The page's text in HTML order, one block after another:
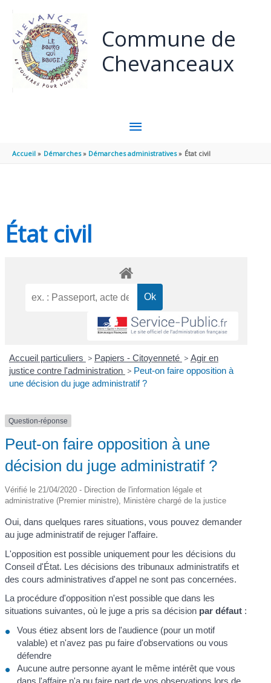
Commune de
Chevanceaux
MENU
PRINCIPAL
Accueil Démarches Démarches administratives État civil
État civil
Accueil particuliers > Papiers - Citoyenneté > Agir en
justice contre l'administration > Peut-on faire opposition à
une décision du juge administratif ?
Question-réponse
Peut-on faire opposition à une
décision du juge administratif ?
Vérifié le 21/04/2020 - Direction de l'information légale et
administrative (Premier ministre), Ministère chargé de la justice
Oui, dans quelques rares situations, vous pouvez demander
au juge administratif de rejuger l'affaire.
L'opposition est possible uniquement pour les décisions du
Conseil d'État. Les décisions des tribunaux administratifs et
des cours administratives d'appel ne sont pas concernées.
La procédure d'opposition n'est possible que dans les
situations suivantes, où le juge a pris sa décision par défaut :
Vous étiez absent lors de l'audience (pour un motif
valable) et n'avez pas pu faire d'observations ou vous
défendre
Aucune autre personne ayant le même intérêt que vous
dans l'affaire n'a pu faire part de vos observations lors de